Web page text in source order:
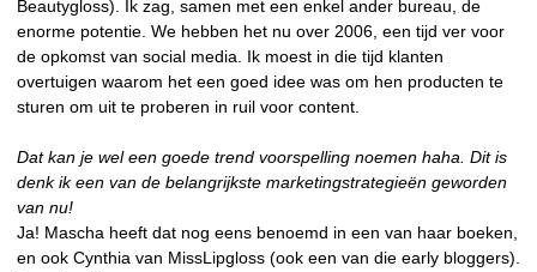
Beautygloss). Ik zag, samen met een enkel ander bureau, de
enorme potentie. We hebben het nu over 2006, een tijd ver voor
de opkomst van social media. Ik moest in die tijd klanten
overtuigen waarom het een goed idee was om hen producten te
sturen om uit te proberen in ruil voor content.
Dat kan je wel een goede trend voorspelling noemen haha. Dit is
denk ik een van de belangrijkste marketingstrategieën geworden
van nu!
Ja! Mascha heeft dat nog eens benoemd in een van haar boeken,
en ook Cynthia van MissLipgloss (ook een van die early bloggers).